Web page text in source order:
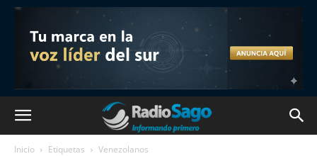
Inicio Etiquetas Venezolanos